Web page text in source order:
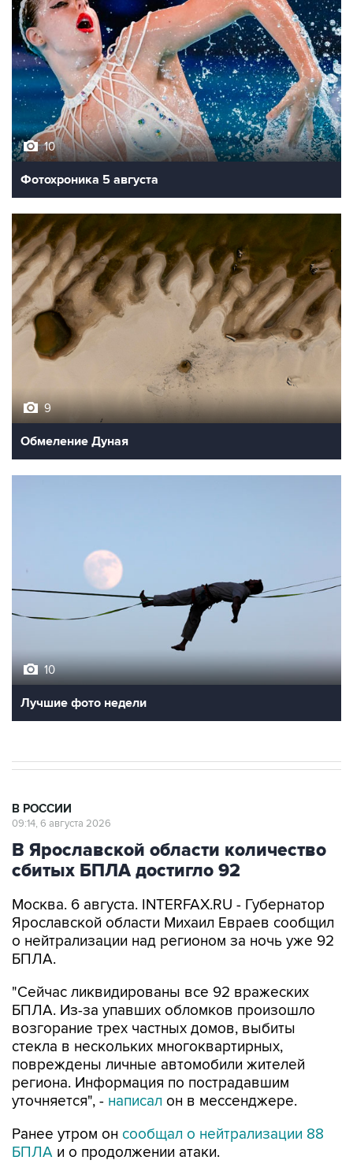
10
Фотохроника 5 августа
9
Обмеление Дуная
10
Лучшие фото недели
В РОССИИ
09:14, 6 августа 2026
В Ярославской области количество
сбитых БПЛА достигло 92
Москва. 6 августа. INTERFAX.RU - Губернатор
Ярославской области Михаил Евраев сообщил
о нейтрализации над регионом за ночь уже 92
БПЛА.
"Сейчас ликвидированы все 92 вражеских
БПЛА. Из-за упавших обломков произошло
возгорание трех частных домов, выбиты
стекла в нескольких многоквартирных,
повреждены личные автомобили жителей
региона. Информация по пострадавшим
уточняется", - написал он в мессенджере.
Ранее утром он сообщал о нейтрализации 88
БПЛА и о продолжении атаки.